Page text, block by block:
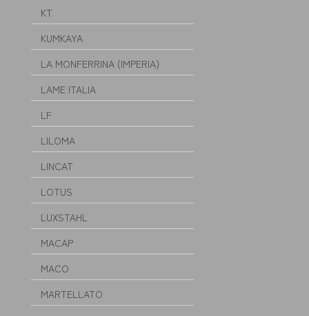
KT
KUMKAYA
LA MONFERRINA (IMPERIA)
LAME ITALIA
LF
LILOMA
LINCAT
LOTUS
LUXSTAHL
MACAP
MACO
MARTELLATO